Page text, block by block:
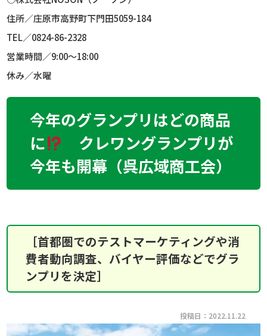
住所／庄原市高野町下門田5059-184
TEL／0824-86-2328
営業時間／9:00～18:00
休み／水曜
今年のグランプリはどの商品
に
クレワングランプリが
今年も開幕（呉広域商工会）
［首都圏でのテストマーケティングや消
費者動向調査、バイヤー評価などでグラ
ンプリを決定］
投稿日：2022.11.22